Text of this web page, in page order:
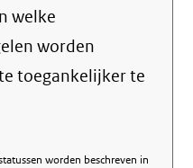
welke
worden
toegankelijker te
worden beschreven in